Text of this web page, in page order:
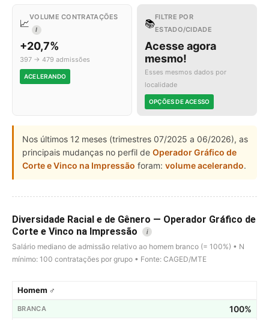
📈
VOLUME CONTRATAÇÕES
I
+20,7%
397 → 479 admissões
ACELERANDO
📚
FILTRE POR
ESTADO/CIDADE
Acesse agora
mesmo!
Esses mesmos dados por
localidade
OPÇÕES DE ACESSO
Nos últimos 12 meses (trimestres 07/2025 a 06/2026), as
principais mudanças no perfil de Operador Gráfico de
Corte e Vinco na Impressão foram: volume acelerando.
Diversidade Racial e de Gênero — Operador Gráfico de
Corte e Vinco na Impressão
i
Salário mediano de admissão relativo ao homem branco (= 100%) • N
mínimo: 100 contratações por grupo • Fonte: CAGED/MTE
Homem ♂
100%